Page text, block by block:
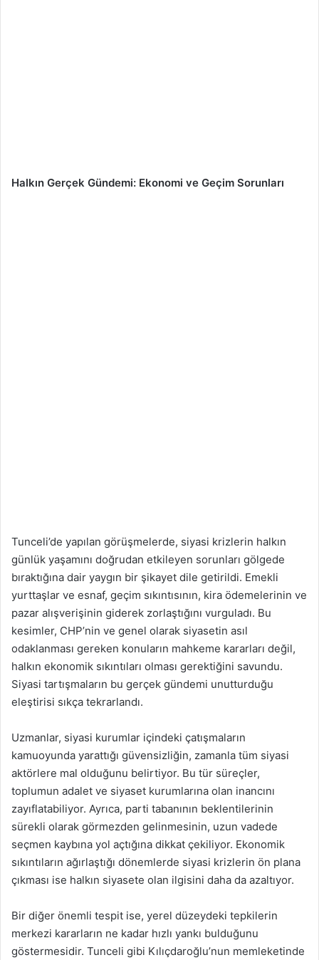
Halkın Gerçek Gündemi: Ekonomi ve Geçim Sorunları
Tunceli’de yapılan görüşmelerde, siyasi krizlerin halkın
günlük yaşamını doğrudan etkileyen sorunları gölgede
bıraktığına dair yaygın bir şikayet dile getirildi. Emekli
yurttaşlar ve esnaf, geçim sıkıntısının, kira ödemelerinin ve
pazar alışverişinin giderek zorlaştığını vurguladı. Bu
kesimler, CHP’nin ve genel olarak siyasetin asıl
odaklanması gereken konuların mahkeme kararları değil,
halkın ekonomik sıkıntıları olması gerektiğini savundu.
Siyasi tartışmaların bu gerçek gündemi unutturduğu
eleştirisi sıkça tekrarlandı.
Uzmanlar, siyasi kurumlar içindeki çatışmaların
kamuoyunda yarattığı güvensizliğin, zamanla tüm siyasi
aktörlere mal olduğunu belirtiyor. Bu tür süreçler,
toplumun adalet ve siyaset kurumlarına olan inancını
zayıflatabiliyor. Ayrıca, parti tabanının beklentilerinin
sürekli olarak görmezden gelinmesinin, uzun vadede
seçmen kaybına yol açtığına dikkat çekiliyor. Ekonomik
sıkıntıların ağırlaştığı dönemlerde siyasi krizlerin ön plana
çıkması ise halkın siyasete olan ilgisini daha da azaltıyor.
Bir diğer önemli tespit ise, yerel düzeydeki tepkilerin
merkezi kararların ne kadar hızlı yankı bulduğunu
göstermesidir. Tunceli gibi Kılıçdaroğlu’nun memleketinde